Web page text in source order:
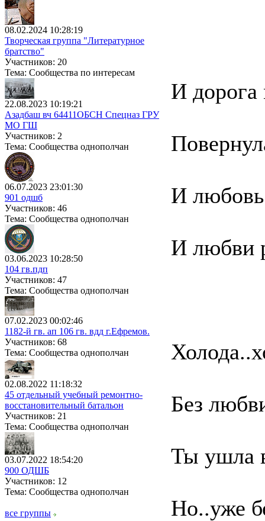
08.02.2024 10:28:19
Творческая группа "Литературное
братство"
Участников: 20
Тема: Сообщества по интересам
22.08.2023 10:19:21
Азадбаш вч 64411ОБСН Спецназ ГРУ
МО ГШ
Участников: 2
Тема: Сообщества однополчан
06.07.2023 23:01:30
901 одшб
Участников: 46
Тема: Сообщества однополчан
03.06.2023 10:28:50
104 гв.пдп
Участников: 47
Тема: Сообщества однополчан
07.02.2023 00:02:46
1182-й гв. ап 106 гв. вдд г.Ефремов.
Участников: 68
Тема: Сообщества однополчан
02.08.2022 11:18:32
45 отдельный учебный ремонтно-
восстановительный батальон
Участников: 21
Тема: Сообщества однополчан
03.07.2022 18:54:20
900 ОДШБ
Участников: 12
Тема: Сообщества однополчан
все группы
И дорога
И
И любви
Без
Ты ушла
Но..уже